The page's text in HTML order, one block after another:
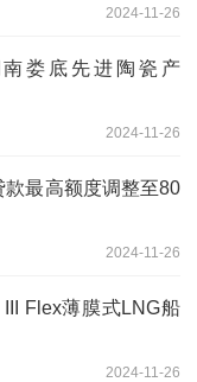
2024-11-26
娄底先进陶瓷产
2024-11-26
款最高额度调整至80
2024-11-26
Flex薄膜式LNG船
2024-11-26